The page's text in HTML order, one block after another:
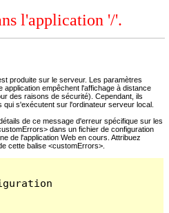
l'application '/'.
produite sur le serveur. Les paramètres
empêchent l'affichage à distance
des raisons de sécurité). Cependant, ils
s'exécutent sur l'ordinateur serveur local.
de ce message d'erreur spécifique sur les
dans un fichier de configuration
de l'application Web en cours. Attribuez
cette balise <customErrors>.